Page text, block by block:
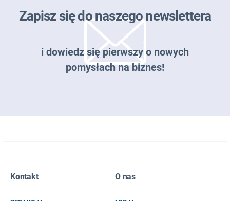
Zapisz się do naszego newslettera
i dowiedz się pierwszy o nowych
pomysłach na biznes!
EMAIL
Kontakt O nas